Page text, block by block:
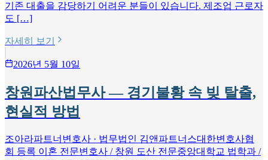
기존 대출을 감당하기 어려운 분들이 있습니다. 제조업 근로자
도 […]
자세히 보기
2026년 5월 10일
창원파산법무사 — 경기불황 속 빚 탈출,
현실적 방법
조아라파트너변호사 · 법무법인 김앤파트너스대한변호사협
회 등록 이혼 전문변호사 / 창원 도산 전문중앙대학교 법학과 /